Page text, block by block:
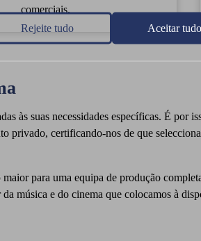
comerciais.
às suas necessidades específicas. É por
privado, certificando-nos de que
para uma equipa de produção
música e do cinema que colocamos à
Rejeite tudo Aceitar tudo